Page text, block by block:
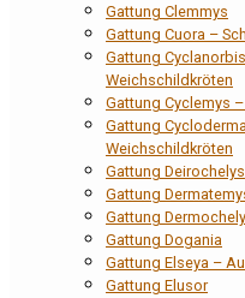
Gattung Clemmys
Gattung Cuora –
Gattung
Weichschildkröten
Gattung Cyclemys
Gattung
Weichschildkröten
Gattung Deirochelys
Gattung
Gattung
Gattung Dogania
Gattung Elseya –
Gattung Elusor